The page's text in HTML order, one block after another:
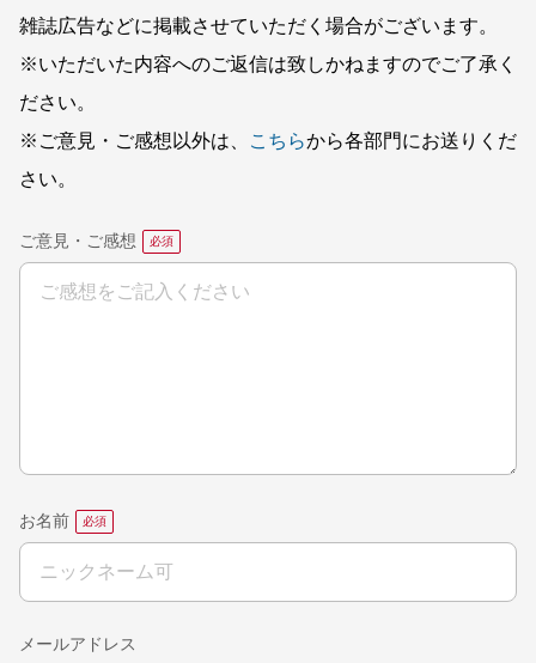
雑誌広告などに掲載させていただく場合がございます。
※いただいた内容へのご返信は致しかねますのでご了承く
ださい。
※ご意見・ご感想以外は、
こちらから各部門にお送りくだ
さい。
ご意見・ご感想
お名前
メールアドレス